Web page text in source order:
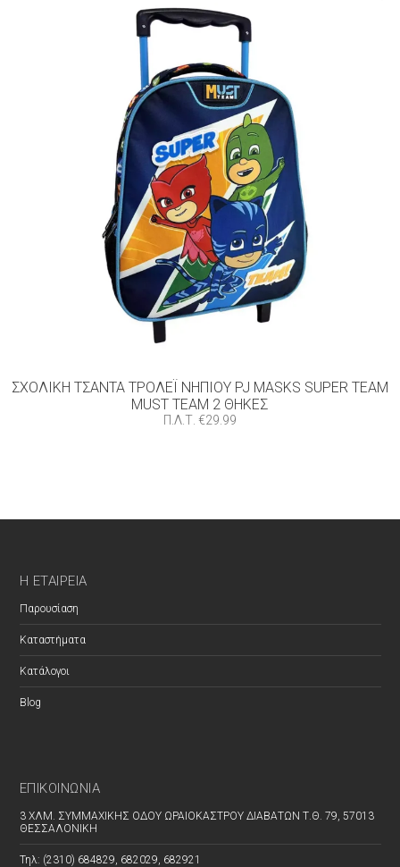
ΣΧΟΛΙΚΉ ΤΣΆΝΤΑ ΤΡΌΛΕΪ ΝΗΠΊΟΥ PJ MASKS SUPER TEAM
MUST TEAM 2 ΘΉΚΕΣ
Π.Λ.Τ. €29.99
Η ΕΤΑΙΡΕΊΑ
Παρουσίαση
Καταστήματα
Κατάλογοι
Blog
ΕΠΙΚΟΙΝΩΝΊΑ
3 ΧΛΜ. ΣΥΜΜΑΧΙΚΗΣ ΟΔΟΥ ΩΡΑΙΟΚΑΣΤΡΟΥ ΔΙΑΒΑΤΩΝ Τ.Θ. 79, 57013
ΘΕΣΣΑΛΟΝΙΚΗ
Τηλ: (2310) 684829, 682029, 682921